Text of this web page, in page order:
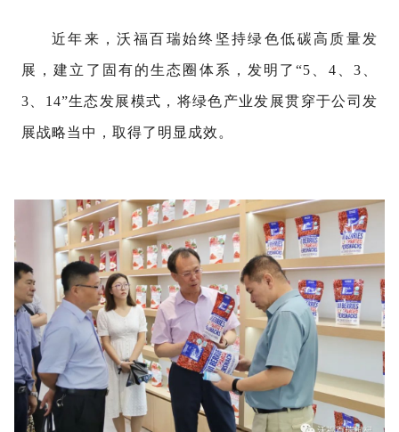
近年来，沃福百瑞始终坚持绿色低碳高质量发
展，建立了固有的生态圈体系，发明了“5、4、3、
3、14”生态发展模式，将绿色产业发展贯穿于公司发
展战略当中，取得了明显成效。